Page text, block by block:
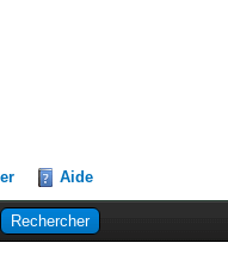
Aide